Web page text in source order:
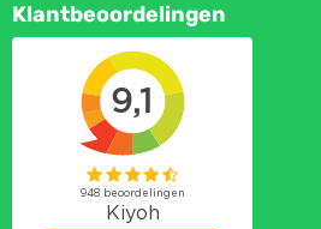
Klantbeoordelingen